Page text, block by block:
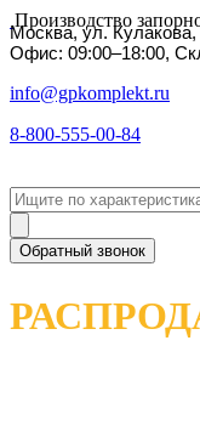
Производство
Москва, ул.
Офис: 09:00–18:00,
info@gpkomplekt.ru
8-800-555-00-84
Обратный звонок